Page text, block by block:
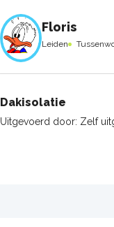
Floris
Leiden
Dakisolatie
Uitgevoerd door: Zelf